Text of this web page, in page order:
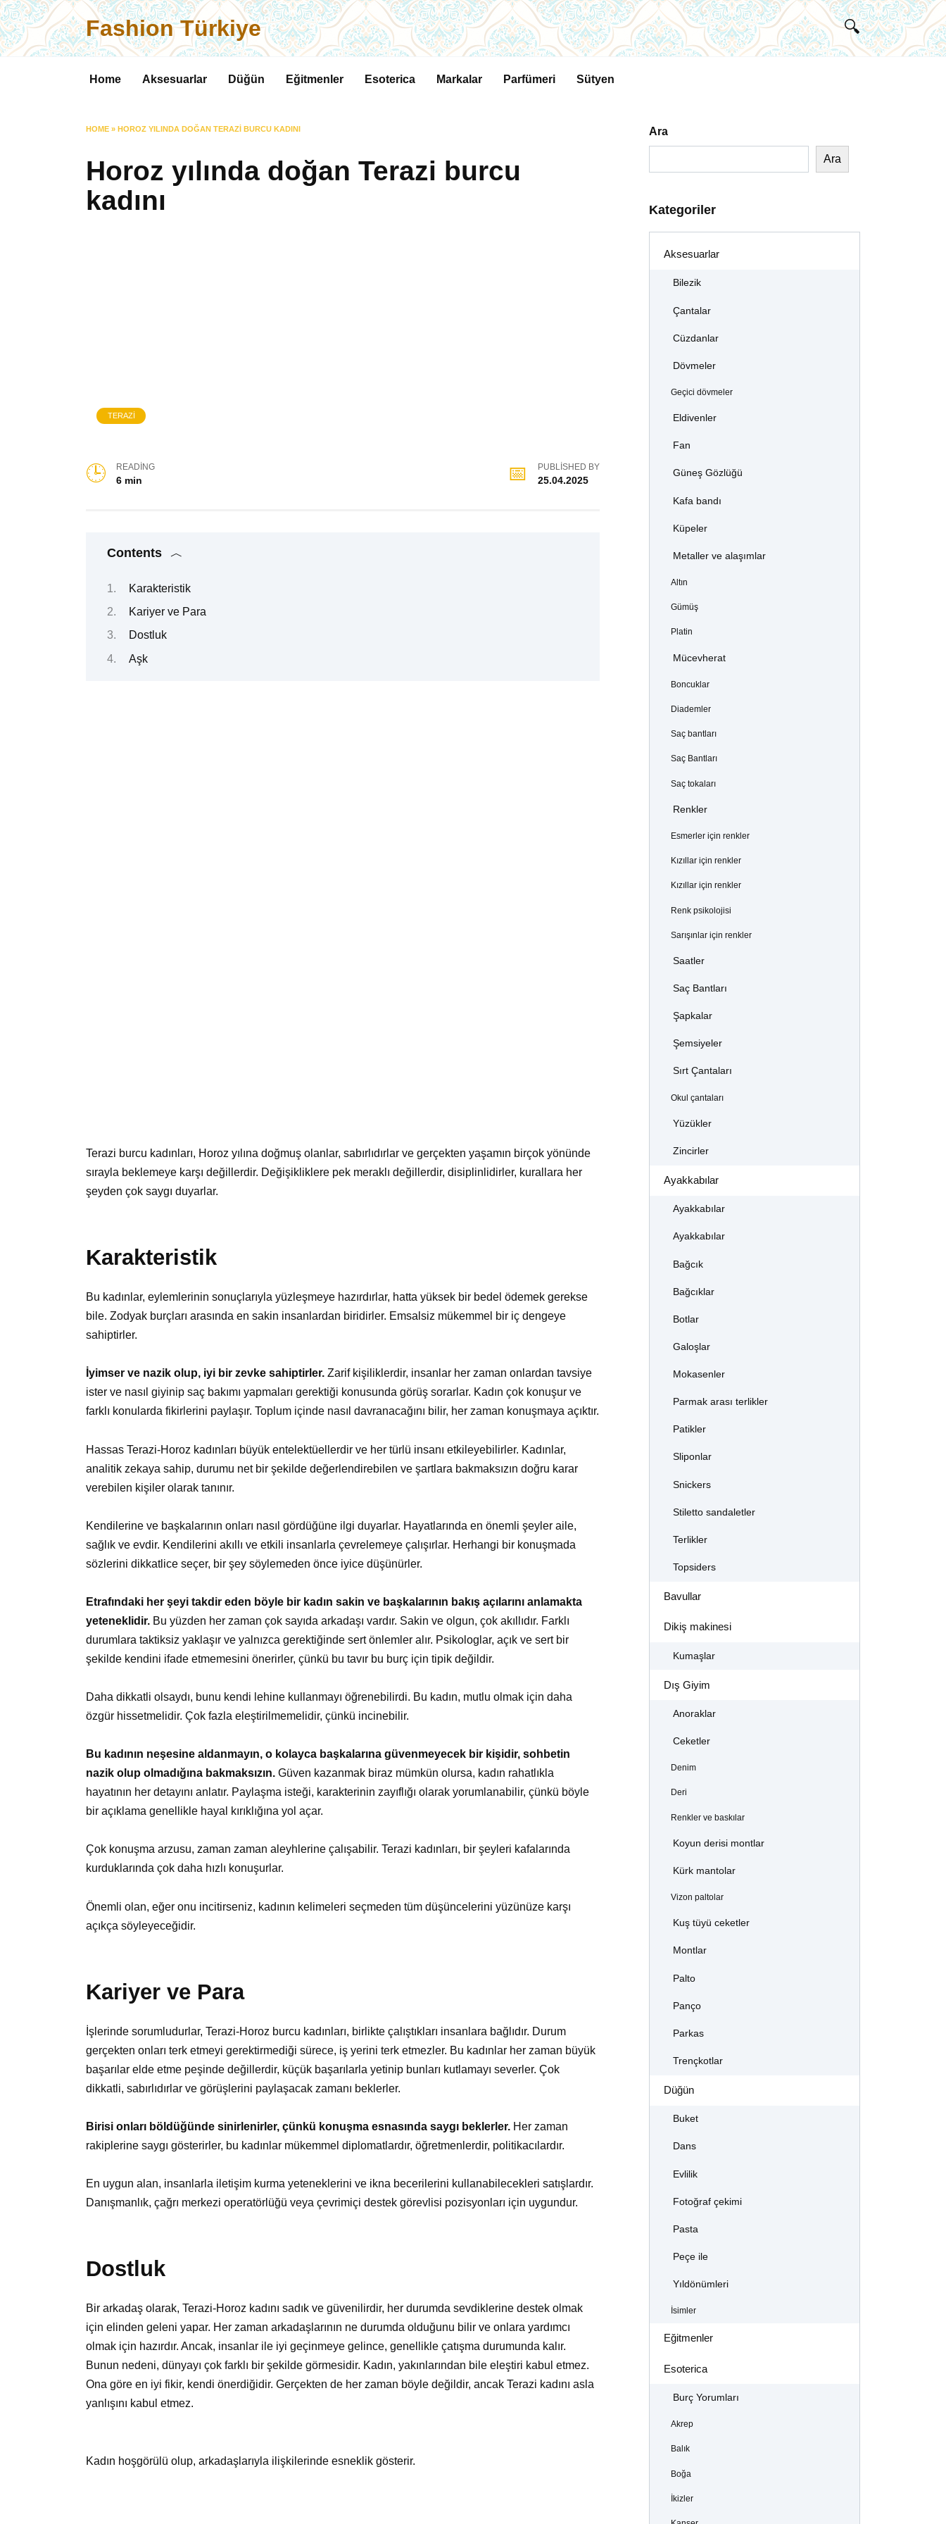
Skip
to
content
Fashion Türkiye
Home Aksesuarlar Düğün Eğitmenler Esoterica Markalar Parfümeri Sütyen
HOME » HOROZ YILINDA DOĞAN TERAZI BURCU KADINI
Horoz yılında doğan Terazi burcu
kadını
TERAZI
READING
6 min
PUBLISHED BY
25.04.2025
Contents
Karakteristik
Kariyer ve Para
Dostluk
Aşk
Terazi burcu kadınları, Horoz yılına doğmuş olanlar, sabırlıdırlar ve gerçekten yaşamın birçok yönünde
sırayla beklemeye karşı değillerdir. Değişikliklere pek meraklı değillerdir, disiplinlidirler, kurallara her
şeyden çok saygı duyarlar.
Karakteristik
Bu kadınlar, eylemlerinin sonuçlarıyla yüzleşmeye hazırdırlar, hatta yüksek bir bedel ödemek gerekse
bile. Zodyak burçları arasında en sakin insanlardan biridirler. Emsalsiz mükemmel bir iç dengeye
sahiptirler.
İyimser ve nazik olup, iyi bir zevke sahiptirler. Zarif kişiliklerdir, insanlar her zaman onlardan tavsiye
ister ve nasıl giyinip saç bakımı yapmaları gerektiği konusunda görüş sorarlar. Kadın çok konuşur ve
farklı konularda fikirlerini paylaşır. Toplum içinde nasıl davranacağını bilir, her zaman konuşmaya açıktır.
Hassas Terazi-Horoz kadınları büyük entelektüellerdir ve her türlü insanı etkileyebilirler. Kadınlar,
analitik zekaya sahip, durumu net bir şekilde değerlendirebilen ve şartlara bakmaksızın doğru karar
verebilen kişiler olarak tanınır.
Kendilerine ve başkalarının onları nasıl gördüğüne ilgi duyarlar. Hayatlarında en önemli şeyler aile,
sağlık ve evdir. Kendilerini akıllı ve etkili insanlarla çevrelemeye çalışırlar. Herhangi bir konuşmada
sözlerini dikkatlice seçer, bir şey söylemeden önce iyice düşünürler.
Etrafındaki her şeyi takdir eden böyle bir kadın sakin ve başkalarının bakış açılarını anlamakta
yeteneklidir. Bu yüzden her zaman çok sayıda arkadaşı vardır. Sakin ve olgun, çok akıllıdır. Farklı
durumlara taktiksiz yaklaşır ve yalnızca gerektiğinde sert önlemler alır. Psikologlar, açık ve sert bir
şekilde kendini ifade etmemesini önerirler, çünkü bu tavır bu burç için tipik değildir.
Daha dikkatli olsaydı, bunu kendi lehine kullanmayı öğrenebilirdi. Bu kadın, mutlu olmak için daha
özgür hissetmelidir. Çok fazla eleştirilmemelidir, çünkü incinebilir.
Bu kadının neşesine aldanmayın, o kolayca başkalarına güvenmeyecek bir kişidir, sohbetin
nazik olup olmadığına bakmaksızın. Güven kazanmak biraz mümkün olursa, kadın rahatlıkla
hayatının her detayını anlatır. Paylaşma isteği, karakterinin zayıflığı olarak yorumlanabilir, çünkü böyle
bir açıklama genellikle hayal kırıklığına yol açar.
Çok konuşma arzusu, zaman zaman aleyhlerine çalışabilir. Terazi kadınları, bir şeyleri kafalarında
kurduklarında çok daha hızlı konuşurlar.
Önemli olan, eğer onu incitirseniz, kadının kelimeleri seçmeden tüm düşüncelerini yüzünüze karşı
açıkça söyleyeceğidir.
Kariyer ve Para
İşlerinde sorumludurlar, Terazi-Horoz burcu kadınları, birlikte çalıştıkları insanlara bağlıdır. Durum
gerçekten onları terk etmeyi gerektirmediği sürece, iş yerini terk etmezler. Bu kadınlar her zaman büyük
başarılar elde etme peşinde değillerdir, küçük başarılarla yetinip bunları kutlamayı severler. Çok
dikkatli, sabırlıdırlar ve görüşlerini paylaşacak zamanı beklerler.
Birisi onları böldüğünde sinirlenirler, çünkü konuşma esnasında saygı beklerler. Her zaman
rakiplerine saygı gösterirler, bu kadınlar mükemmel diplomatlardır, öğretmenlerdir, politikacılardır.
En uygun alan, insanlarla iletişim kurma yeteneklerini ve ikna becerilerini kullanabilecekleri satışlardır.
Danışmanlık, çağrı merkezi operatörlüğü veya çevrimiçi destek görevlisi pozisyonları için uygundur.
Dostluk
Bir arkadaş olarak, Terazi-Horoz kadını sadık ve güvenilirdir, her durumda sevdiklerine destek olmak
için elinden geleni yapar. Her zaman arkadaşlarının ne durumda olduğunu bilir ve onlara yardımcı
olmak için hazırdır. Ancak, insanlar ile iyi geçinmeye gelince, genellikle çatışma durumunda kalır.
Bunun nedeni, dünyayı çok farklı bir şekilde görmesidir. Kadın, yakınlarından bile eleştiri kabul etmez.
Ona göre en iyi fikir, kendi önerdiğidir. Gerçekten de her zaman böyle değildir, ancak Terazi kadını asla
yanlışını kabul etmez.
Kadın hoşgörülü olup, arkadaşlarıyla ilişkilerinde esneklik gösterir.
Ara
Ara
Kategoriler
Aksesuarlar
Bilezik
Çantalar
Cüzdanlar
Dövmeler
Geçici dövmeler
Eldivenler
Fan
Güneş Gözlüğü
Kafa bandı
Küpeler
Metaller ve alaşımlar
Altın
Gümüş
Platin
Mücevherat
Boncuklar
Diademler
Saç bantları
Saç Bantları
Saç tokaları
Renkler
Esmerler için renkler
Kızıllar için renkler
Kızıllar için renkler
Renk psikolojisi
Sarışınlar için renkler
Saatler
Saç Bantları
Şapkalar
Şemsiyeler
Sırt Çantaları
Okul çantaları
Yüzükler
Zincirler
Ayakkabılar
Ayakkabılar
Ayakkabılar
Bağcık
Bağcıklar
Botlar
Galoşlar
Mokasenler
Parmak arası terlikler
Patikler
Sliponlar
Snickers
Stiletto sandaletler
Terlikler
Topsiders
Bavullar
Dikiş makinesi
Kumaşlar
Dış Giyim
Anoraklar
Ceketler
Denim
Deri
Renkler ve baskılar
Koyun derisi montlar
Kürk mantolar
Vizon paltolar
Kuş tüyü ceketler
Montlar
Palto
Panço
Parkas
Trençkotlar
Düğün
Buket
Dans
Evlilik
Fotoğraf çekimi
Pasta
Peçe ile
Yıldönümleri
İsimler
Eğitmenler
Esoterica
Burç Yorumları
Akrep
Balık
Boğa
İkizler